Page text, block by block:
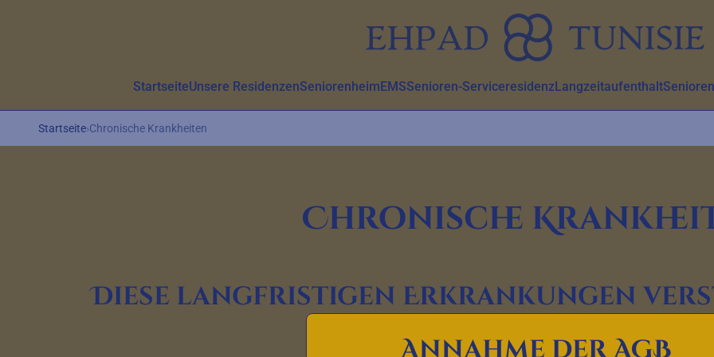
StartseiteUnsere ResidenzenSeniorenheimEMSSenioren-ServiceresidenzLangzeitaufenthalt
Startseite›Chronische Krankheiten
Chronische
Diese langfristigen Erkrankungen
und damit leben